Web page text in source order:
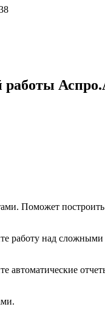
работы
Поможет
работу над
автоматические